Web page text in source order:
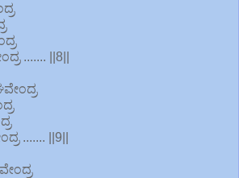
....... ||8||
....... ||9||